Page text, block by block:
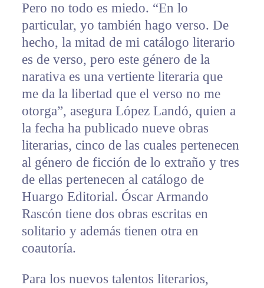
Pero no todo es miedo. “En lo
particular, yo también hago verso. De
hecho, la mitad de mi catálogo literario
es de verso, pero este género de la
narativa es una vertiente literaria que
me da la libertad que el verso no me
otorga”, asegura López Landó, quien a
la fecha ha publicado nueve obras
literarias, cinco de las cuales pertenecen
al género de ficción de lo extraño y tres
de ellas pertenecen al catálogo de
Huargo Editorial. Óscar Armando
Rascón tiene dos obras escritas en
solitario y además tienen otra en
coautoría.
Para los nuevos talentos literarios,